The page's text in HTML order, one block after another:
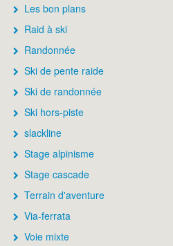
Les bon plans
Raid à ski
Randonnée
Ski de pente raide
Ski de randonnée
Ski hors-piste
slackline
Stage alpinisme
Stage cascade
Terrain d'aventure
Via-ferrata
Voie mixte